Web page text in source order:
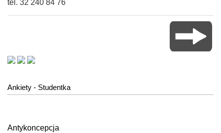
tel. 32 240 84 76
Ankiety - Studentka
Antykoncepcja